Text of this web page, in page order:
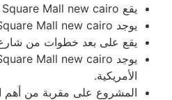
يقع X Square Mall new cairo في قلب حي البنفسج.
يوجد X Square Mall new cairo في منطقة جولد سكوير.
يقع على بعد خطوات من
الأمريكية.
المشروع على مقربة من أهم